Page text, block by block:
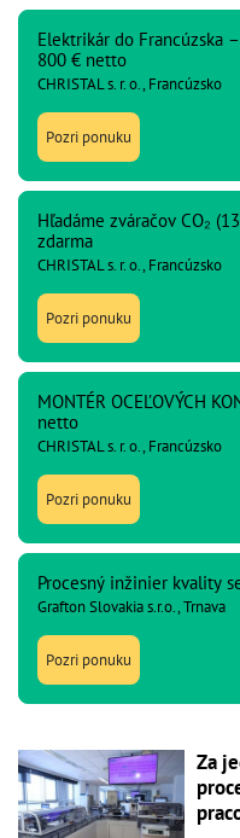
Elektrikár do Francúzska
800 € netto
CHRISTAL s. r. o., Francúzsko
Pozri ponuku
Hľadáme zváračov CO₂
zdarma
CHRISTAL s. r. o., Francúzsko
Pozri ponuku
MONTÉR OCEĽOVÝCH
netto
CHRISTAL s. r. o., Francúzsko
Pozri ponuku
Grafton Slovakia s.r.o., Trnava
Pozri ponuku
Za